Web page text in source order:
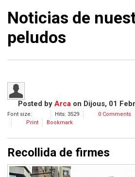
Noticias de
peludos
Posted by Arca on Dijous, 01
Font size: Hits: 3529 0 Comments
Print
Bookmark
Recollida de firmes